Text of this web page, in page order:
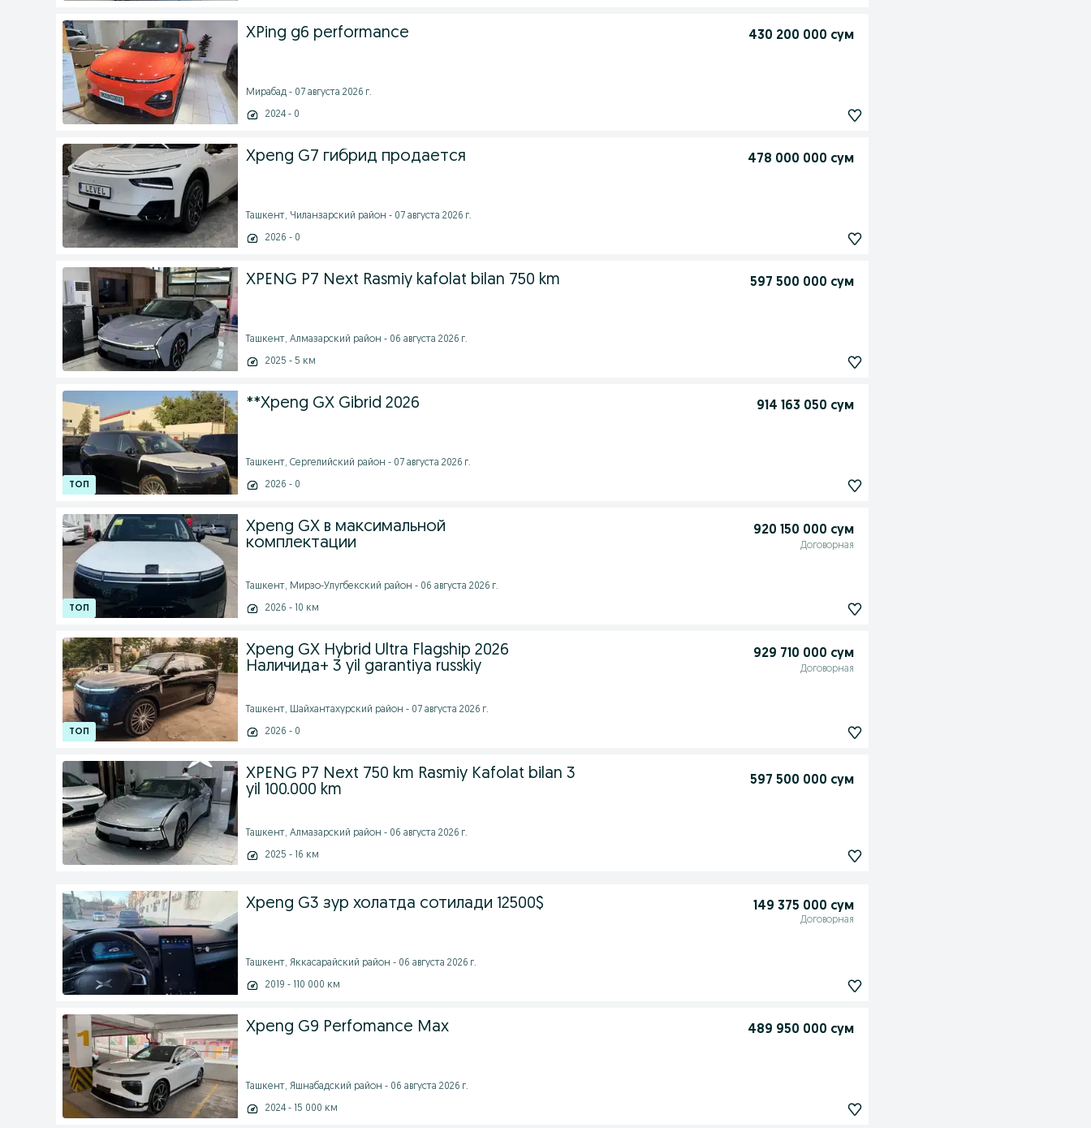
XPing g6 performance 430 200 000 сум
Мирабад - 07 августа 2026 г.
2024 - 0
Xpeng G7 гибрид продается 478 000 000 сум
Ташкент, Чиланзарский район - 07 августа 2026 г.
2026 - 0
XPENG P7 Next Rasmiy kafolat bilan 750 km 597 500 000 сум
Ташкент, Алмазарский район - 06 августа 2026 г.
2025 - 5 км
**Xpeng GX Gibrid 2026 914 163 050 сум
Ташкент, Сергелийский район - 07 августа 2026 г.
2026 - 0
Xpeng GX в максимальной
комплектации
920 150 000 сум
Договорная
Ташкент, Мирзо-Улугбекский район - 06 августа 2026 г.
2026 - 10 км
Xpeng GX Hybrid Ultra Flagship 2026
Наличида+ 3 yil garantiya russkiy
929 710 000 сум
Договорная
Ташкент, Шайхантахурский район - 07 августа 2026 г.
2026 - 0
XPENG P7 Next 750 km Rasmiy Kafolat bilan 3
yil 100.000 km
597 500 000 сум
Ташкент, Алмазарский район - 06 августа 2026 г.
2025 - 16 км
Xpeng G3 зур холатда сотилади 12500$ 149 375 000 сум
Договорная
Ташкент, Яккасарайский район - 06 августа 2026 г.
2019 - 110 000 км
Xpeng G9 Perfomance Max 489 950 000 сум
Ташкент, Яшнабадский район - 06 августа 2026 г.
2024 - 15 000 км